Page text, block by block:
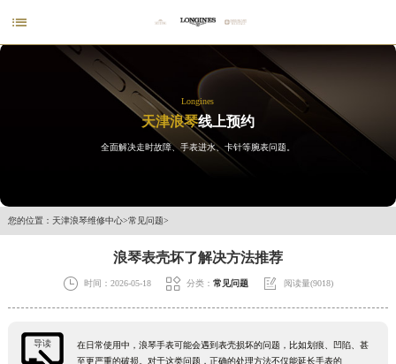

Longines
天津浪琴线上预约
全面解决走时故障、手表进水、卡针等腕表问题。
您的位置： 天津浪琴维修中心>常见问题>
浪琴表壳坏了解决方法推荐
 时间：2026-05-18  分类： 常见问题  阅读量(9018)
导读
在日常使用中，浪琴手表可能会遇到表壳损坏的问题，比如划痕、凹陷、甚
至更严重的破损。对于这类问题，正确的处理方法不仅能延长手表的